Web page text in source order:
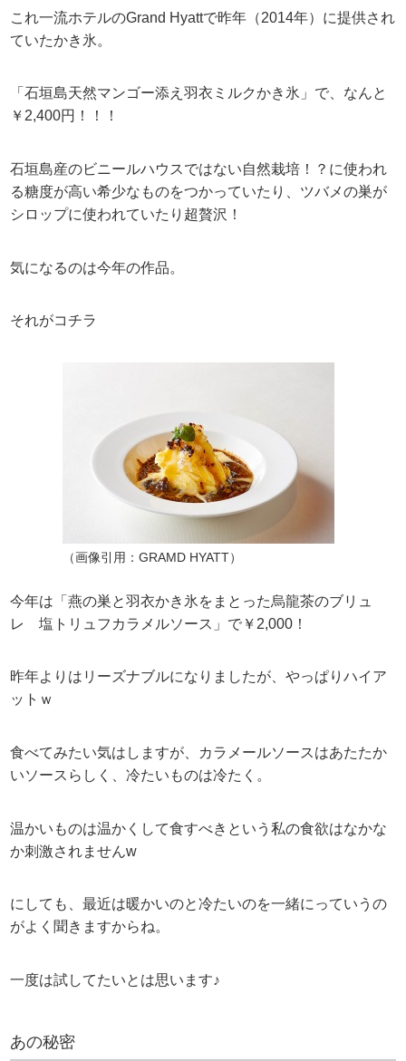
これ一流ホテルのGrand Hyattで昨年（2014年）に提供され
ていたかき氷。
「石垣島天然マンゴー添え羽衣ミルクかき氷」で、なんと
￥2,400円！！！
石垣島産のビニールハウスではない自然栽培！？に使われ
る糖度が高い希少なものをつかっていたり、ツバメの巣が
シロップに使われていたり超贅沢！
気になるのは今年の作品。
それがコチラ
（画像引用：GRAMD HYATT）
今年は「燕の巣と羽衣かき氷をまとった烏龍茶のブリュ
レ 塩トリュフカラメルソース」で￥2,000！
昨年よりはリーズナブルになりましたが、やっぱりハイア
ットｗ
食べてみたい気はしますが、カラメールソースはあたたか
いソースらしく、冷たいものは冷たく。
温かいものは温かくして食すべきという私の食欲はなかな
か刺激されませんw
にしても、最近は暖かいのと冷たいのを一緒にっていうの
がよく聞きますからね。
一度は試してたいとは思います♪
あの秘密